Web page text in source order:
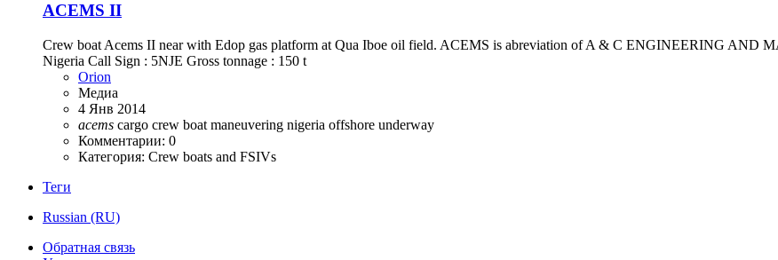
ACEMS II
Crew boat Acems II near with Edop gas platform at Qua Iboe oil field. ACEMS is abreviation of A & C ENGINEERING AND
Nigeria Call Sign : 5NJE Gross tonnage : 150 t
Orion
Медиа
4 Янв 2014
acems cargo crew boat maneuvering nigeria offshore underway
Комментарии: 0
Категория: Crew boats and FSIVs
Теги
Russian (RU)
Обратная связь